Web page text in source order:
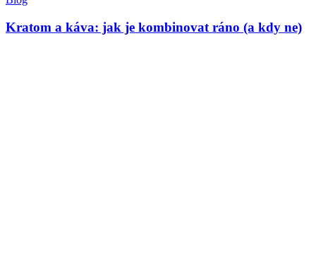
Kratom a káva: jak je kombinovat ráno (a kdy ne)